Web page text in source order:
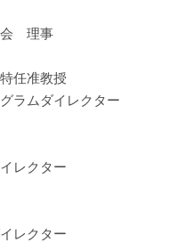
会 理事
任准教授
ラムダイレクター
レクター
レクター